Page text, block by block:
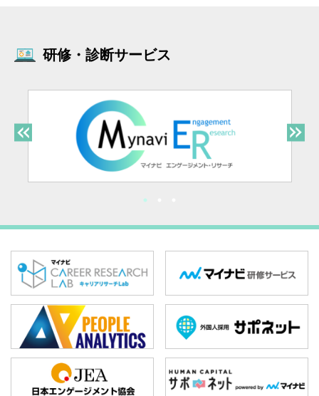
研修・診断サービス